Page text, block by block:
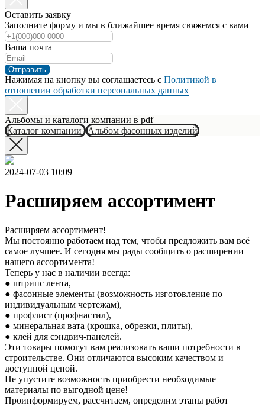
Оставить заявку
Заполните форму и мы в ближайшее время свяжемся с вами
Ваша почта
Отправить
Нажимая на кнопку вы соглашаетесь с Политикой в
отношении обработки персональных данных
Альбомы и каталоги компании в pdf
Каталог компании
Альбом фасонных изделий
2024-07-03 10:09
Расширяем ассортимент
Расширяем ассортимент!
Мы постоянно работаем над тем, чтобы предложить вам всё
самое лучшее. И сегодня мы рады сообщить о расширении
нашего ассортимента!
Теперь у нас в наличии всегда:
● штрипс лента,
● фасонные элементы (возможность изготовление по
индивидуальным чертежам),
● профлист (профнастил),
● минеральная вата (крошка, обрезки, плиты),
● клей для сэндвич-панелей.
Эти товары помогут вам реализовать ваши потребности в
строительстве. Они отличаются высоким качеством и
доступной ценой.
Не упустите возможность приобрести необходимые
материалы по выгодной цене!
Проинформируем, рассчитаем, определим этапы работ